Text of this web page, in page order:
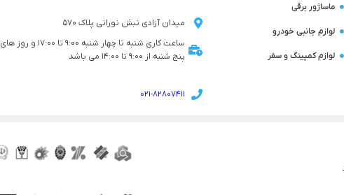
ماساژور برقی
لوازم جانبی خودرو
لوازم کمپینگ و سفر
میدان آزادی نبش نورانی پلاک 570
ساعت کاری شنبه تا چهار شنبه 9:00 تا 17:00 و روز های
پنج شنبه از 9:00 تا 14:00 می باشد
021-82807411